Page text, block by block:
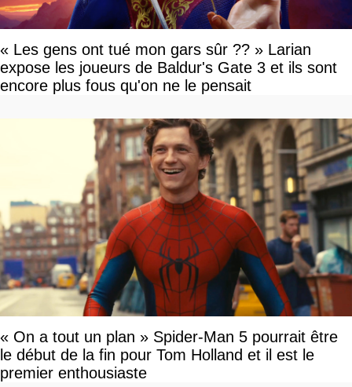
« Les gens ont tué mon gars sûr ?? » Larian
expose les joueurs de Baldur's Gate 3 et ils sont
encore plus fous qu'on ne le pensait
« On a tout un plan » Spider-Man 5 pourrait être
le début de la fin pour Tom Holland et il est le
premier enthousiaste